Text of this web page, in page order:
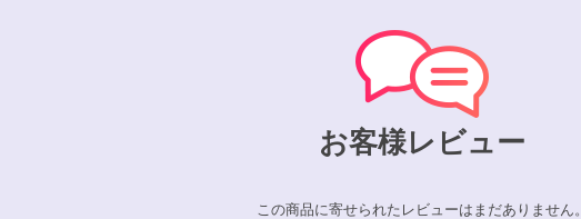
お客様レビュー
この商品に寄せられたレビューはまだありません。